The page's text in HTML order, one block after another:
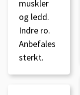
muskler
og ledd.
Indre ro.
Anbefales
sterkt.